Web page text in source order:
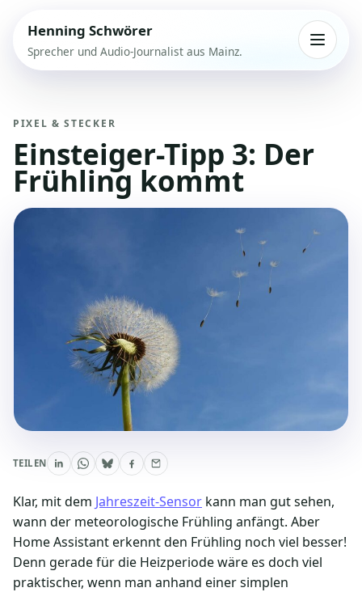
Henning Schwörer
Sprecher und Audio-Journalist aus Mainz. Menue
PIXEL & STECKER
Einsteiger-Tipp 3: Der
Frühling kommt
TEILEN
Klar, mit dem Jahreszeit-Sensor kann man gut sehen,
wann der meteorologische Frühling anfängt. Aber
Home Assistant erkennt den Frühling noch viel besser!
Denn gerade für die Heizperiode wäre es doch viel
praktischer, wenn man anhand einer simplen